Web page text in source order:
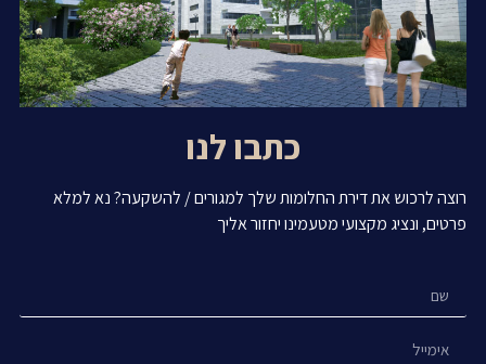
כתבו לנו
רוצה לרכוש את דירת החלומות שלך למגורים / להשקעה? נא למלא
פרטים, ונציג מקצועי מטעמינו יחזור אליך